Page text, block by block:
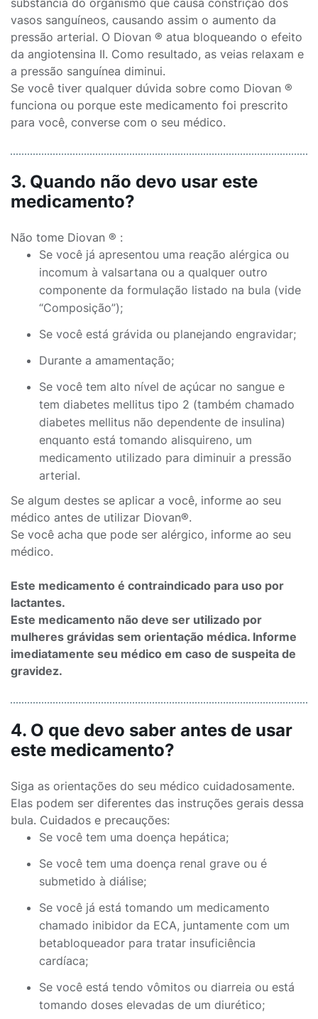
substância do organismo que causa constrição dos
vasos sanguíneos, causando assim o aumento da
pressão arterial. O Diovan ® atua bloqueando o efeito
da angiotensina II. Como resultado, as veias relaxam e
a pressão sanguínea diminui.
Se você tiver qualquer dúvida sobre como Diovan ®
funciona ou porque este medicamento foi prescrito
para você, converse com o seu médico.
3. Quando não devo usar este
medicamento?
Não tome Diovan ® :
Se você já apresentou uma reação alérgica ou
incomum à valsartana ou a qualquer outro
componente da formulação listado na bula (vide
“Composição”);
Se você está grávida ou planejando engravidar;
Durante a amamentação;
Se você tem alto nível de açúcar no sangue e
tem diabetes mellitus tipo 2 (também chamado
diabetes mellitus não dependente de insulina)
enquanto está tomando alisquireno, um
medicamento utilizado para diminuir a pressão
arterial.
Se algum destes se aplicar a você, informe ao seu
médico antes de utilizar Diovan®.
Se você acha que pode ser alérgico, informe ao seu
médico.
Este medicamento é contraindicado para uso por
lactantes.
Este medicamento não deve ser utilizado por
mulheres grávidas sem orientação médica. Informe
imediatamente seu médico em caso de suspeita de
gravidez.
4. O que devo saber antes de usar
este medicamento?
Siga as orientações do seu médico cuidadosamente.
Elas podem ser diferentes das instruções gerais dessa
bula. Cuidados e precauções:
Se você tem uma doença hepática;
Se você tem uma doença renal grave ou é
submetido à diálise;
Se você já está tomando um medicamento
chamado inibidor da ECA, juntamente com um
betabloqueador para tratar insuficiência
cardíaca;
Se você está tendo vômitos ou diarreia ou está
tomando doses elevadas de um diurético;